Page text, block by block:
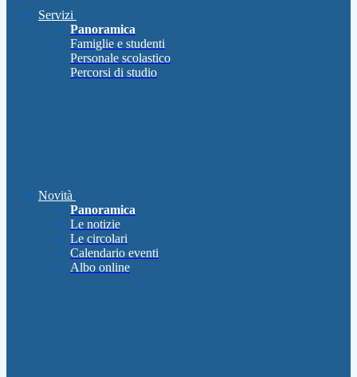
Servizi
Panoramica
Famiglie e studenti
Personale scolastico
Percorsi di studio
Novità
Panoramica
Le notizie
Le circolari
Calendario eventi
Albo online